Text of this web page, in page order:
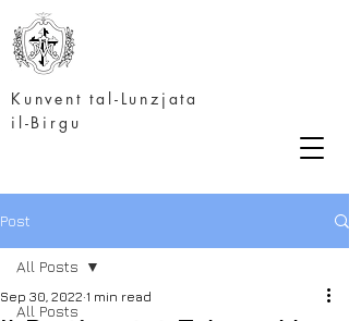
Kunvent tal-Lunzjata
il-Birgu
Post
All Posts
All Posts
Sep 30, 2022 1 min read